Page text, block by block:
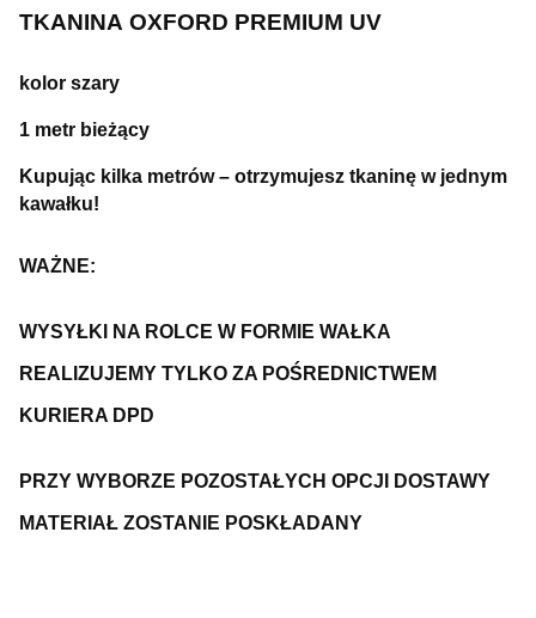
TKANINA OXFORD PREMIUM UV
kolor szary
1 metr bieżący
Kupując kilka metrów – otrzymujesz tkaninę w jednym
kawałku!
WAŻNE:
WYSYŁKI NA ROLCE W FORMIE WAŁKA
REALIZUJEMY TYLKO ZA POŚREDNICTWEM
KURIERA DPD
PRZY WYBORZE POZOSTAŁYCH OPCJI DOSTAWY
MATERIAŁ ZOSTANIE POSKŁADANY